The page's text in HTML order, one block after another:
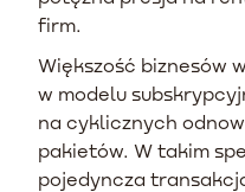
firm.
Większość biznesów
w modelu
na cyklicznych
pakietów. W takim
pojedyncza